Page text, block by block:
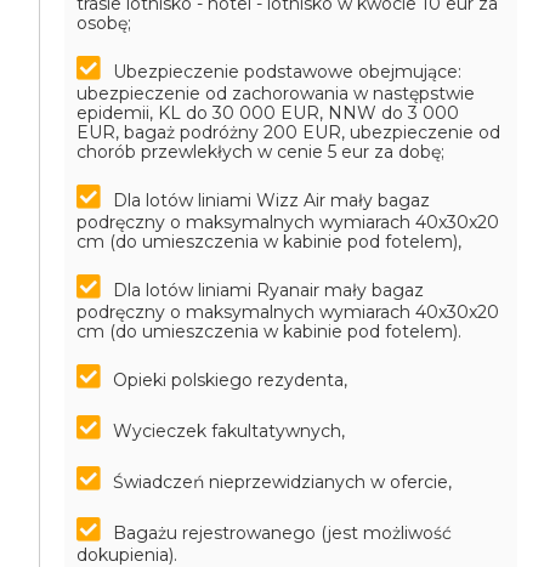
osobę;
Ubezpieczenie podstawowe obejmujące:
ubezpieczenie od zachorowania w następstwie
epidemii, KL do 30 000 EUR, NNW do 3 000
EUR, bagaż podróżny 200 EUR, ubezpieczenie od
chorób przewlekłych w cenie 5 eur za dobę;
Dla lotów liniami Wizz Air mały bagaz
podręczny o maksymalnych wymiarach 40x30x20
cm (do umieszczenia w kabinie pod fotelem),
Dla lotów liniami Ryanair mały bagaz
podręczny o maksymalnych wymiarach 40x30x20
cm (do umieszczenia w kabinie pod fotelem).
Opieki polskiego rezydenta,
Wycieczek fakultatywnych,
Świadczeń nieprzewidzianych w ofercie,
Bagażu rejestrowanego (jest możliwość
dokupienia).